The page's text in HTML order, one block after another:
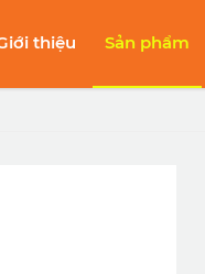
thiệu Sản phẩm